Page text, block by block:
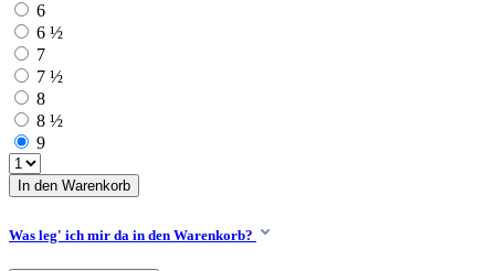
6
6 ½
7
7 ½
8
8 ½
9
In den Warenkorb
Was leg' ich mir da in den Warenkorb?